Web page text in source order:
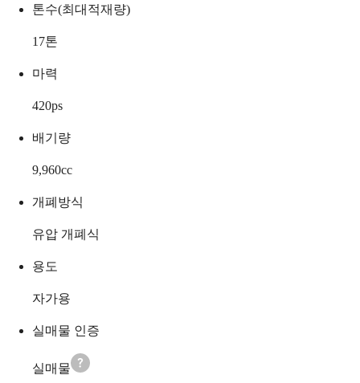
톤수(최대적재량)
17톤
마력
420ps
배기량
9,960cc
개폐방식
유압 개폐식
용도
자가용
실매물 인증
실매물